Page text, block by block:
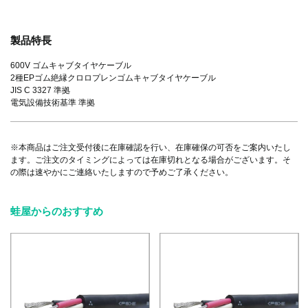
製品特長
600V ゴムキャブタイヤケーブル
2種EPゴム絶縁クロロプレンゴムキャブタイヤケーブル
JIS C 3327 準拠
電気設備技術基準 準拠
※本商品はご注文受付後に在庫確認を行い、在庫確保の可否をご案内いたし
ます。ご注文のタイミングによっては在庫切れとなる場合がございます。そ
の際は速やかにご連絡いたしますので予めご了承ください。
蛙屋からのおすすめ